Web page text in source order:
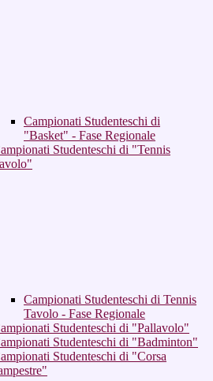
Campionati Studenteschi di
"Basket" - Fase Regionale
Studenteschi di "Tennis
Campionati Studenteschi di Tennis
Tavolo - Fase Regionale
Studenteschi di "Pallavolo"
Studenteschi di "Badminton"
Studenteschi di "Corsa